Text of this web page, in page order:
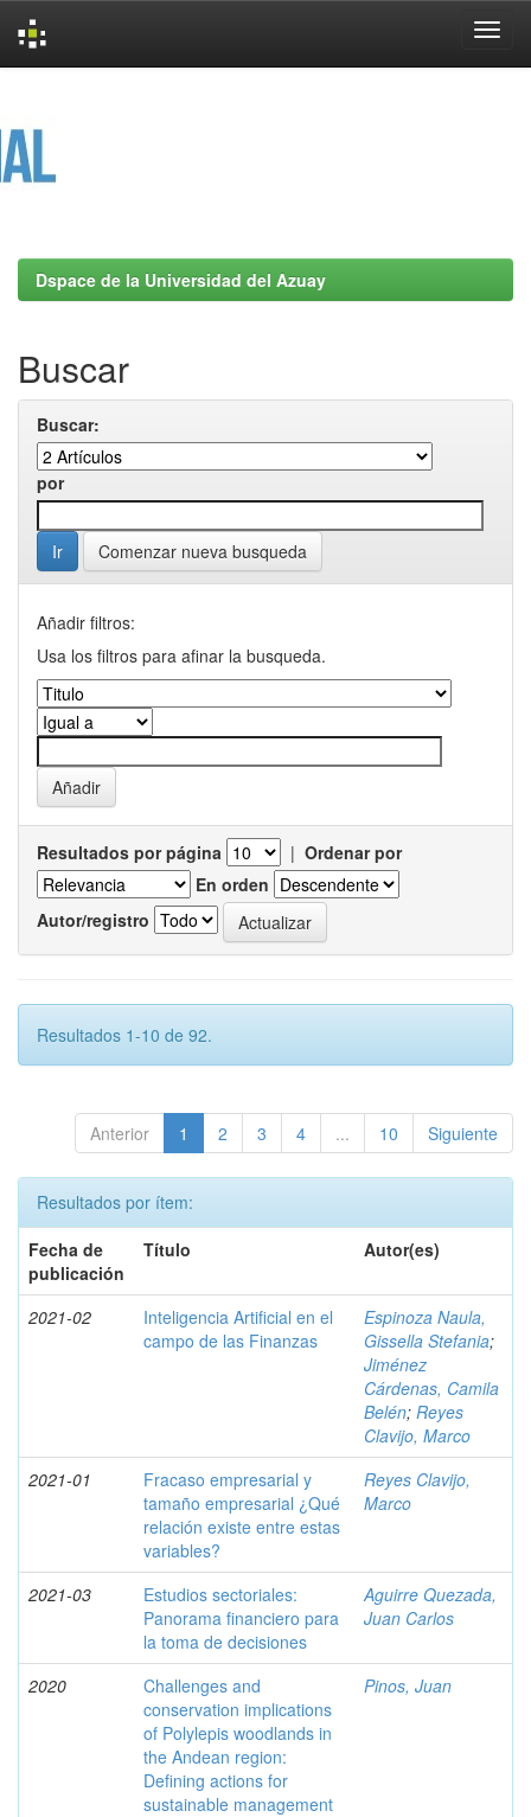
Dspace de la Universidad del Azuay
Buscar
Buscar:
por
Comenzar nueva busqueda
Añadir filtros:
Usa los filtros para afinar la busqueda.
Resultados por página | Ordenar por
En orden
Autor/registro
Resultados 1-10 de 92.
Anterior 1 2 3 4 ... 10 Siguiente
Resultados por ítem:
Fecha de
publicación
Título Autor(es)
2021-02
Inteligencia Artificial en el
campo de las Finanzas
Espinoza Naula,
Gissella Stefania;
Jiménez
Cárdenas, Camila
Belén; Reyes
Clavijo, Marco
2021-01
Fracaso empresarial y
tamaño empresarial ¿Qué
relación existe entre estas
variables?
Reyes Clavijo,
Marco
2021-03
Estudios sectoriales:
Panorama financiero para
la toma de decisiones
Aguirre Quezada,
Juan Carlos
2020
Challenges and
conservation implications
of Polylepis woodlands in
the Andean region:
Defining actions for
sustainable management
Pinos, Juan